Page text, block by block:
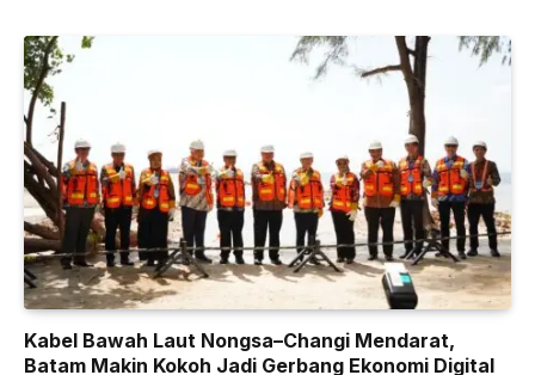
Kabel Bawah Laut Nongsa–Changi Mendarat,
Batam Makin Kokoh Jadi Gerbang Ekonomi Digital